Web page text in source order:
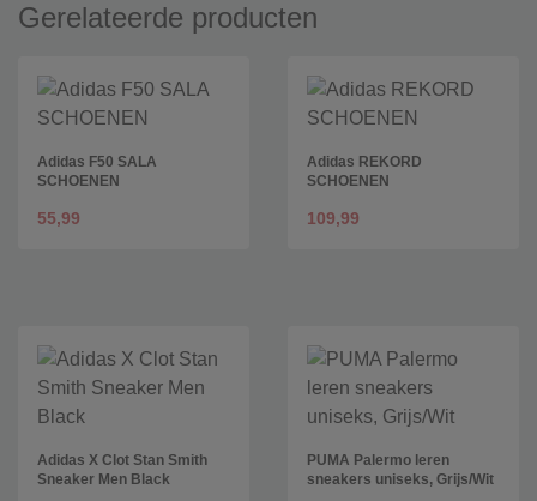
Gerelateerde producten
Adidas F50 SALA
SCHOENEN
55,99
Adidas REKORD
SCHOENEN
109,99
Adidas X Clot Stan Smith
Sneaker Men Black
PUMA Palermo leren
sneakers uniseks, Grijs/Wit